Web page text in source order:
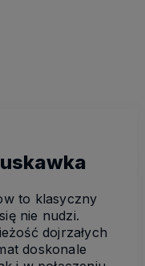
to klasyczny
nie nudzi.
dojrzałych
doskonale